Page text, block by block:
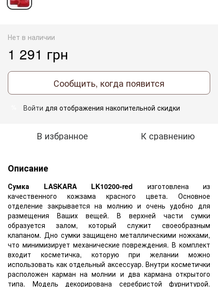
Нет в наличии
1 291 грн
Сообщить, когда появится
Войти для отображения накопительной скидки
В избранное К сравнению
Описание
Сумка LASKARA LK10200-red изготовлена из
качественного кожзама красного цвета. Основное
отделение закрывается на молнию и очень удобно для
размещения Ваших вещей. В верхней части сумки
образуется залом, который служит своеобразным
клапаном. Дно сумки защищено металлическими ножками,
что минимизирует механические повреждения. В комплект
входит косметичка, которую при желании можно
использовать как отдельный аксессуар. Внутри косметички
расположен карман на молнии и два кармана открытого
типа. Модель декорирована серебристой фурнитурой.